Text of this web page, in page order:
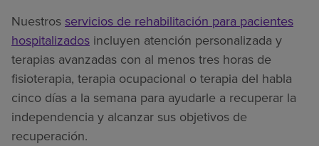
Nuestros servicios de rehabilitación para pacientes
hospitalizados incluyen atención personalizada y
terapias avanzadas con al menos tres horas de
fisioterapia, terapia ocupacional o terapia del habla
cinco días a la semana para ayudarle a recuperar la
independencia y alcanzar sus objetivos de
recuperación.